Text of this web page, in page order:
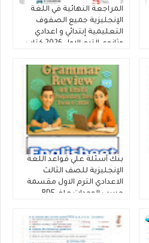
المراجعة النهائية في اللغة
الإنجليزية جميع الصفوف
التعليمية إبتدائي و اعدادي
وثانوي الترم الاول 2026 كتاب
بنك أسئلة علي قواعد اللغة
الإنجليزية للصف الثالث
الاعدادي الترم الاول مقسمة
حسب الوحدات ملفPDF